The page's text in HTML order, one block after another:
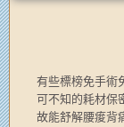
有些標榜免手術
可不知的耗材保
故能舒解腰痠背